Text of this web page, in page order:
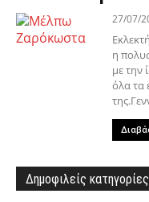
27/07/
η
με την
όλα τα
Δημοφιλείς κατηγορίες